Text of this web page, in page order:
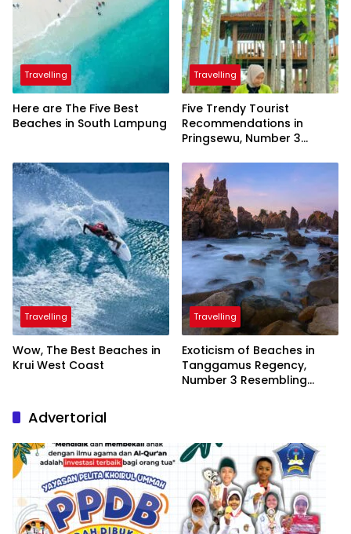
Travelling
Here are The Five Best
Beaches in South Lampung
Travelling
Five Trendy Tourist
Recommendations in
Pringsewu, Number 3
President
Travelling
Wow, The Best Beaches in
Krui West Coast
Travelling
Exoticism of Beaches in
Tanggamus Regency,
Number 3 Resembling
Advertorial